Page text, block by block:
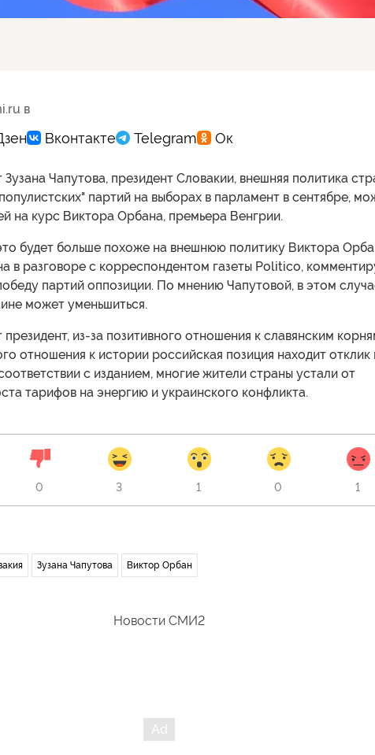
в
Зузана Чапутова, президент Словакии, внешняя политика
партий на выборах в парламент в сентябре,
на курс Виктора Орбана, премьера Венгрии.
будет больше похоже на внешнюю политику Виктора
в разговоре с корреспондентом газеты Politico,
партий оппозиции. По мнению Чапутовой, в этом
может уменьшиться.
президент, из-за позитивного отношения к славянским
отношения к истории российская позиция находит отклик
с изданием, многие жители страны устали от
тарифов на энергию и украинского конфликта.
0 3 1 0 1
Зузана Чапутова Виктор Орбан
Новости СМИ2